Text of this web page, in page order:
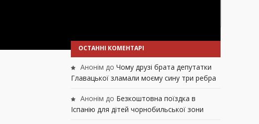
ОСТАННІ КОМЕНТАРІ
Анонім до Чому друзі брата депутатки
Главацької зламали моєму сину три ребра
Анонім до Безкоштовна поїздка в
Іспанію для дітей чорнобильської зони